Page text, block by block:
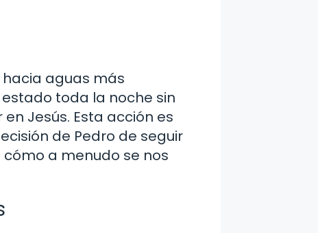
hacia aguas más
toda la noche sin
Jesús. Esta acción es
de Pedro de seguir
a menudo se nos